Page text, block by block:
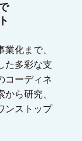
化まで、
た多彩な支
コーディネ
ら研究、
ンストップ